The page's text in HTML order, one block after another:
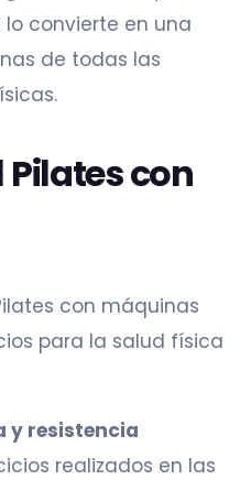
convierte en una
de todas las
Pilates con
con máquinas
para la salud física
y resistencia
realizados en las